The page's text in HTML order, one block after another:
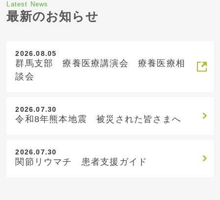
Latest News
最新のお知らせ
2026.08.05
群馬支部 療養医療講演会 療養医療相
談会
2026.07.30
令和8年熊本地震 被災された皆さまへ
2026.07.30
関節リウマチ 患者支援ガイド